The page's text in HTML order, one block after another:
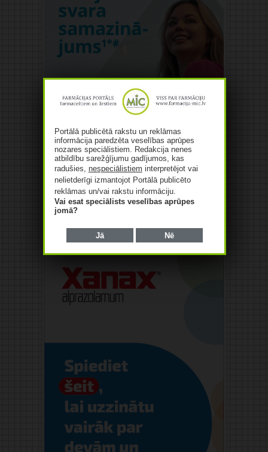
Reklāma
Portālā publicētā rakstu un reklāmas
informācija paredzēta veselības aprūpes
nozares speciālistiem. Redakcija nenes
atbildību sarežģījumu gadījumos, kas
radušies, nespeciālistiem interpretējot vai
nelietderīgi izmantojot Portālā publicēto
reklāmas un/vai rakstu informāciju.
Vai esat speciālists veselības aprūpes
jomā?
Jā Nē